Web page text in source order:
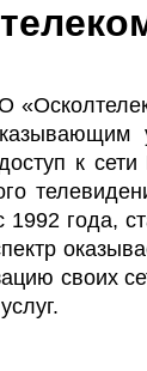
к
года,
своих